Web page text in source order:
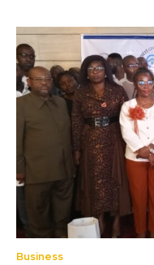
Business